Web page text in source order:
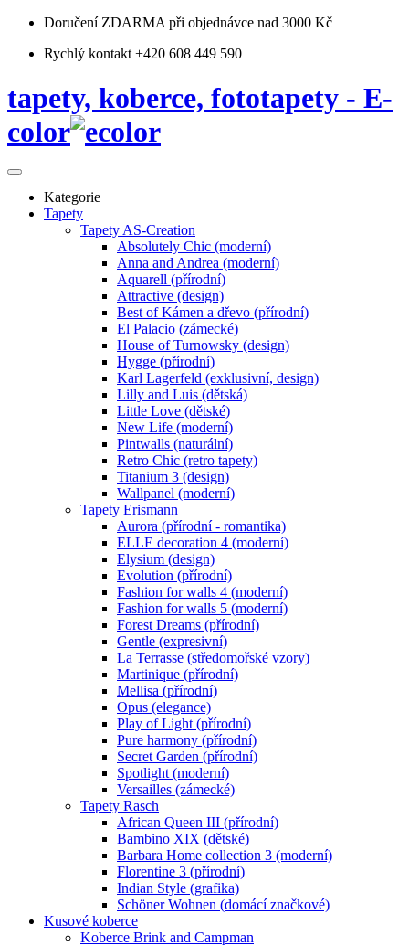
Doručení ZDARMA při objednávce nad 3000 Kč
Rychlý kontakt +420 608 449 590
tapety, koberce, fototapety - E-
color
Kategorie
Tapety
Tapety AS-Creation
Absolutely Chic (moderní)
Anna and Andrea (moderní)
Aquarell (přírodní)
Attractive (design)
Best of Kámen a dřevo (přírodní)
El Palacio (zámecké)
House of Turnowsky (design)
Hygge (přírodní)
Karl Lagerfeld (exklusivní, design)
Lilly and Luis (dětská)
Little Love (dětské)
New Life (moderní)
Pintwalls (naturální)
Retro Chic (retro tapety)
Titanium 3 (design)
Wallpanel (moderní)
Tapety Erismann
Aurora (přírodní - romantika)
ELLE decoration 4 (moderní)
Elysium (design)
Evolution (přírodní)
Fashion for walls 4 (moderní)
Fashion for walls 5 (moderní)
Forest Dreams (přírodní)
Gentle (expresivní)
La Terrasse (středomořské vzory)
Martinique (přírodní)
Mellisa (přírodní)
Opus (elegance)
Play of Light (přírodní)
Pure harmony (přírodní)
Secret Garden (přírodní)
Spotlight (moderní)
Versailles (zámecké)
Tapety Rasch
African Queen III (přírodní)
Bambino XIX (dětské)
Barbara Home collection 3 (moderní)
Florentine 3 (přírodní)
Indian Style (grafika)
Schöner Wohnen (domácí značkové)
Kusové koberce
Koberce Brink and Campman